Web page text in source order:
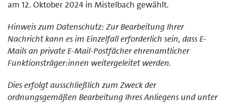
am 12. Oktober 2024 in Mistelbach gewählt.
Hinweis zum Datenschutz: Zur Bearbeitung Ihrer
Nachricht kann es im Einzelfall erforderlich sein, dass E-
Mails an private E-Mail-Postfächer ehrenamtlicher
Funktionsträger:innen weitergeleitet werden.
Dies erfolgt ausschließlich zum Zweck der
ordnungsgemäßen Bearbeitung Ihres Anliegens und unter